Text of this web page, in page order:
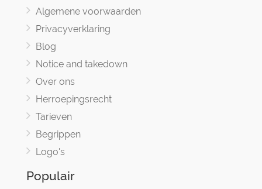
Algemene voorwaarden
Privacyverklaring
Blog
Notice and takedown
Over ons
Herroepingsrecht
Tarieven
Begrippen
Logo's
Populair